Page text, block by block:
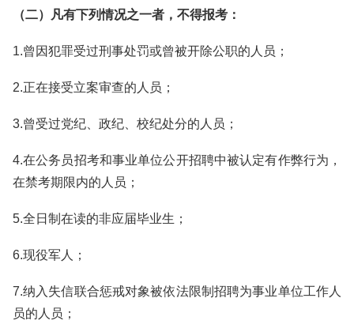
（二）凡有下列情况之一者，不得报考：
1.曾因犯罪受过刑事处罚或曾被开除公职的人员；
2.正在接受立案审查的人员；
3.曾受过党纪、政纪、校纪处分的人员；
4.在公务员招考和事业单位公开招聘中被认定有作弊行为，
在禁考期限内的人员；
5.全日制在读的非应届毕业生；
6.现役军人；
7.纳入失信联合惩戒对象被依法限制招聘为事业单位工作人
员的人员；